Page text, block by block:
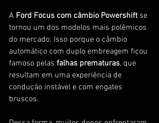
A Ford Focus com câmbio Powershift se
tornou um dos modelos mais polêmicos
do mercado. Isso porque o câmbio
automático com duplo embreagem ficou
famoso pelas falhas prematuras, que
resultam em uma experiência de
condução instável e com engates
bruscos.